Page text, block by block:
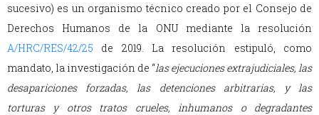
sucesivo) es un organismo técnico creado por el Consejo de
Derechos Humanos de la ONU mediante la resolución
A/HRC/RES/42/25
de 2019. La resolución estipuló, como
mandato, la investigación de “las ejecuciones extrajudiciales, las
desapariciones forzadas, las detenciones arbitrarias, y las
torturas y otros tratos crueles, inhumanos o degradantes